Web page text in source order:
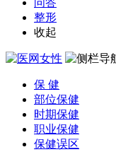
问答
整形
收起
保 健
部位保健
时期保健
职业保健
保健误区